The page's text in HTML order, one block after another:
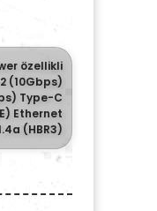
özellikli
2 (10Gbps)
Type-C
Ethernet
(HBR3)